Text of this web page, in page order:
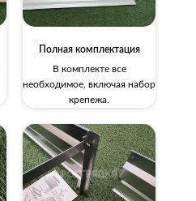
Полная комплектация
В комплекте все
необходимое, включая набор
крепежа.